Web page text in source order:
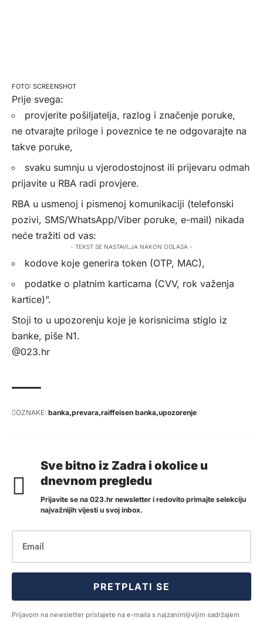
SCREENSHOT
Prije svega:
provjerite pošiljatelja, razlog i značenje poruke,
ne otvarajte priloge i poveznice te ne odgovarajte na
takve poruke,
svaku sumnju u vjerodostojnost ili prijevaru odmah
prijavite u RBA radi provjere.
RBA u usmenoj i pismenoj komunikaciji (telefonski
pozivi, SMS/WhatsApp/Viber poruke, e-mail) nikada
neće tražiti od vas:
- TEKST SE NASTAVLJA NAKON OGLASA -
kodove koje generira token (OTP, MAC),
podatke o platnim karticama (CVV, rok važenja
kartice)”.
Stoji to u upozorenju koje je korisnicima stiglo iz
banke, piše N1.
@023.hr
OZNAKE: banka prevara raiffeisen banka upozorenje
Sve bitno iz Zadra i okolice u
dnevnom pregledu
Prijavite se na 023.hr newsletter i redovito primajte selekciju
najvažnijih vijesti u svoj inbox.
PRETPLATI SE
Prijavom na newsletter pristajete na e-maila s najzanimljivijim sadržajem